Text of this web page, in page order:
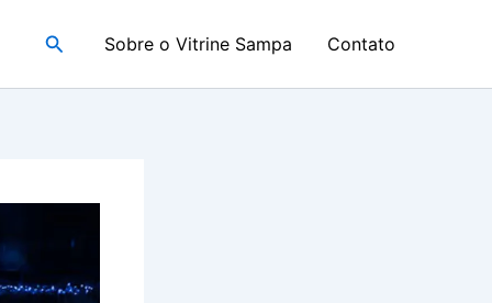
PesquisarSobre o Vitrine Sampa Contato